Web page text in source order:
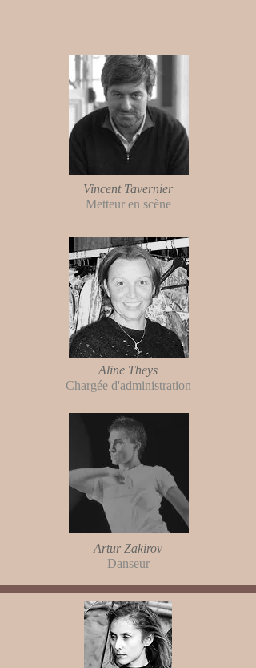
Vincent Tavernier
Metteur en scène
Aline Theys
Chargée d'administration
Artur Zakirov
Danseur